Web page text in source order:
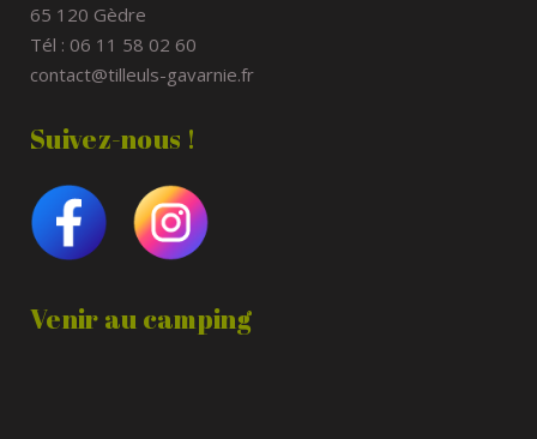
65 120 Gèdre
Tél : 06 11 58 02 60
contact@tilleuls-gavarnie.fr
Suivez-nous !
Venir au camping